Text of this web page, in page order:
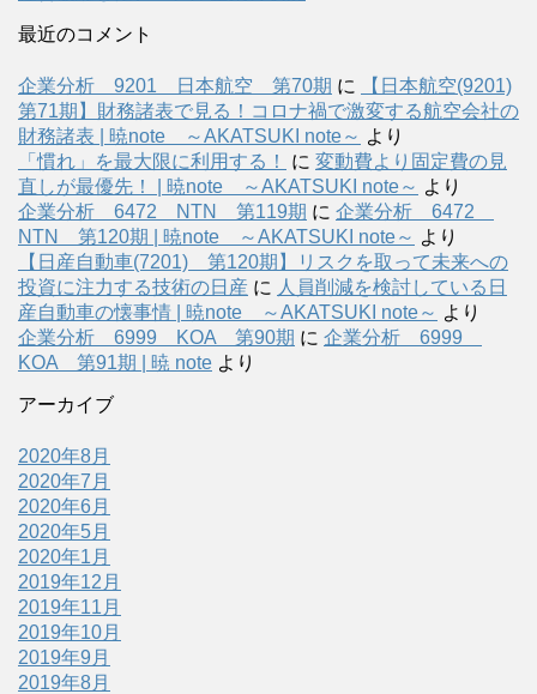
最近のコメント
企業分析 9201 日本航空 第70期 に
【日本航空(9201)
第71期】財務諸表で見る！コロナ禍で激変する航空会社の
財務諸表 | 暁note ～AKATSUKI note～ より
「慣れ」を最大限に利用する！
に 変動費より固定費の見
直しが最優先！ | 暁note ～AKATSUKI note～ より
企業分析 6472 NTN 第119期 に 企業分析 6472
NTN 第120期 | 暁note ～AKATSUKI note～ より
【日産自動車(7201) 第120期】リスクを取って未来への
投資に注力する技術の日産 に 人員削減を検討している日
産自動車の懐事情 | 暁note ～AKATSUKI note～ より
企業分析 6999 KOA 第90期 に 企業分析 6999
KOA 第91期 | 暁 note より
アーカイブ
2020年8月
2020年7月
2020年6月
2020年5月
2020年1月
2019年12月
2019年11月
2019年10月
2019年9月
2019年8月